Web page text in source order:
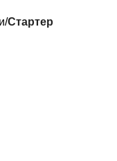
Стартер